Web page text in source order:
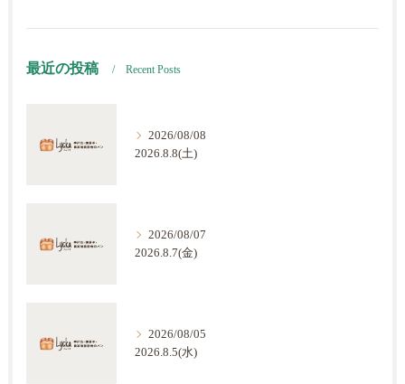
最近の投稿 Recent Posts
2026/08/08
2026.8.8(土)
2026/08/07
2026.8.7(金)
2026/08/05
2026.8.5(水)